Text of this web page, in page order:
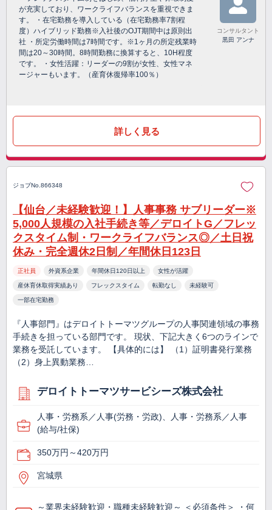
が充実しており、ワークライフバランスを重視できま
す。 ・在宅勤務を導入している（在宅勤務率7割程
度）ハイブリッド勤務※入社後のOJT期間中は原則出
社 ・所定労働時間は7時間です。※1ヶ月の所定残業時
間は20～30時間。8時間勤務に換算すると、10H程度
です。 ・女性活躍：リーダーの9割が女性、女性マネ
ージャーもいます。（産育休復帰率100％）
コンサルタント
黒田 アンナ
詳しく見る
ジョブNo.866348
【仙台／未経験歓迎！】人事事務 サブリーダー※
5,000人規模の入社手続き等／デロイトG／フレッ
クスタイム制・ワークライフバランス◎／土日祝
休み・完全週休2日制／年間休日123日
正社員 外資系企業 年間休日120日以上 女性が活躍
産休育休取得実績あり フレックスタイム 転勤なし 未経験可
一部在宅勤務
『人事部門』はデロイトトーマツグループの人事関連領域の事務
手続きを担っている部門です。 現状、下記大きく6つのラインで
業務を受託しています。 【具体的には】 （1）証明書発行業務
（2）身上異動業務…
デロイトトーマツサービシーズ株式会社
人事・労務系／人事(労務・労政)、人事・労務系／人事
(給与/社保)
350万円～420万円
宮城県
～業界未経験歓迎・職種未経験歓迎～ ＜必須条件＞ ・何